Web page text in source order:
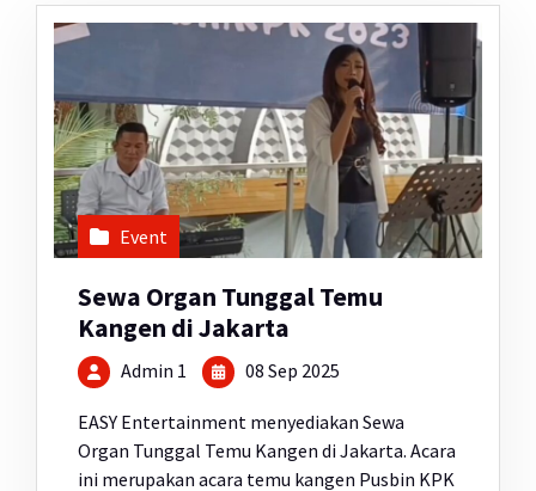
Event
Sewa Organ Tunggal Temu
Kangen di Jakarta
Admin 1 08 Sep 2025
EASY Entertainment menyediakan Sewa
Organ Tunggal Temu Kangen di Jakarta. Acara
ini merupakan acara temu kangen Pusbin KPK